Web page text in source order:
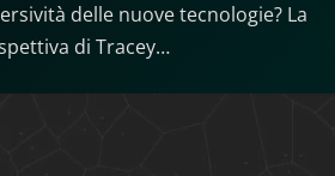
delle nuove tecnologie? La
di Tracey…